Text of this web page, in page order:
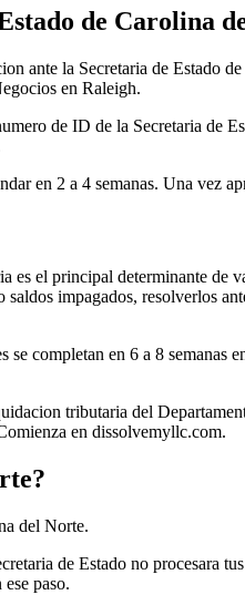
de Carolina
ante la Secretaria de Estado
en Raleigh.
de ID de la Secretaria de
en 2 a 4 semanas. Una vez
el principal determinante de
impagados, resolverlos
completan en 6 a 8 semanas
tributaria del
en dissolvemyllc.com.
del Norte.
de Estado no procesara
paso.